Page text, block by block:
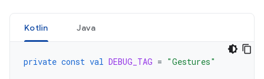
Kotlin Java
private const val DEBUG_TAG = "Gestures"